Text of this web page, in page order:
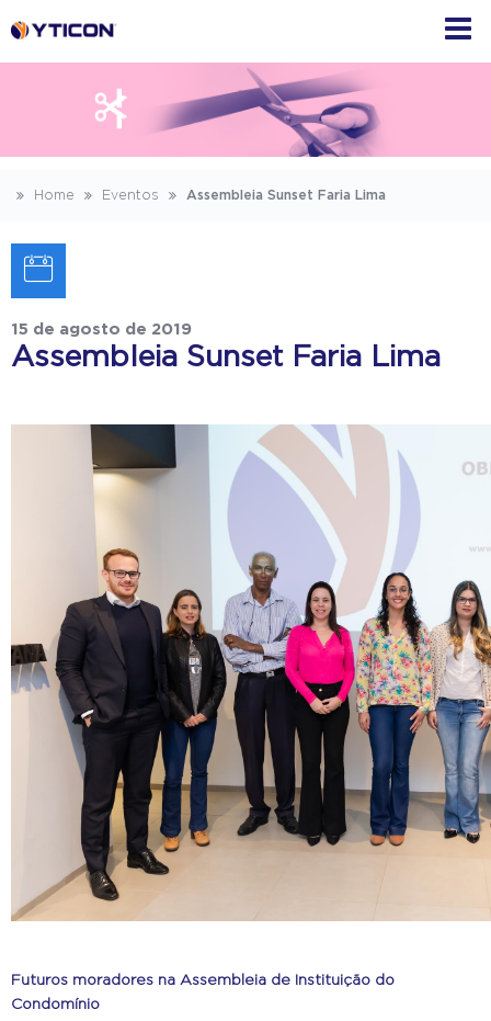
Home Eventos Assembleia Sunset Faria Lima
15 de agosto de 2019
Assembleia Sunset Faria Lima
Futuros moradores na Assembleia de Instituição do
Condomínio